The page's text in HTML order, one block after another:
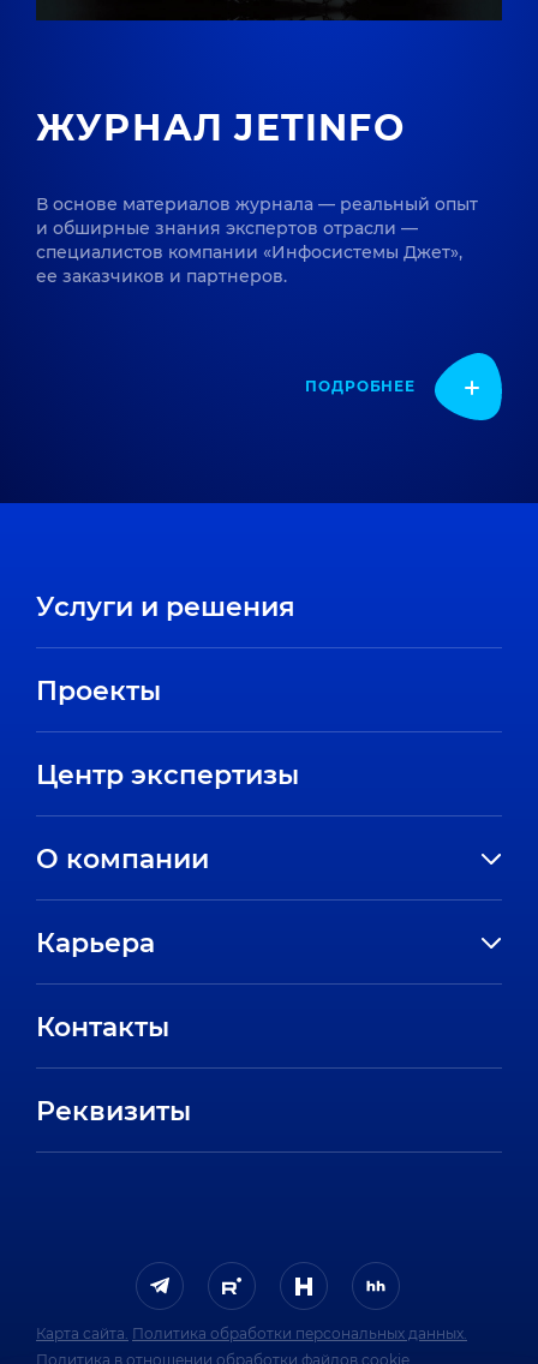
ЖУРНАЛ JETINFO
В основе материалов журнала — реальный опыт
и обширные знания экспертов отрасли —
специалистов компании «Инфосистемы Джет»,
ее заказчиков и партнеров.
ПОДРОБНЕЕ
Услуги и решения
Проекты
Центр экспертизы
О компании
Направления
Карьера
Контакты
Реквизиты
Карта сайта. Политика обработки персональных данных.
Политика в отношении обработки файлов cookie